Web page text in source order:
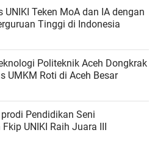
UNIKI Teken MoA dan IA dengan
Tinggi di Indonesia
Politeknik Aceh Dongkrak
UMKM Roti di Aceh Besar
Pendidikan Seni
UNIKI Raih Juara III